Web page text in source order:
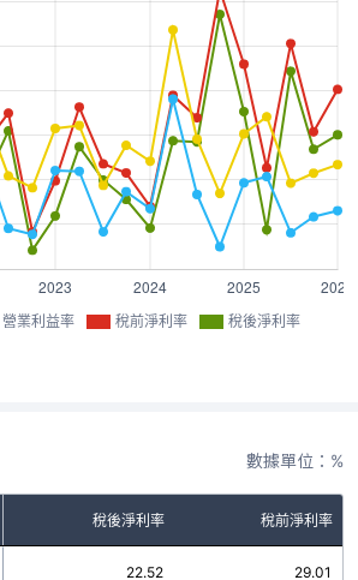
營業利益率 稅前淨利率 稅後淨利率
數據單位：%
稅後淨利率 稅前淨利率
22.52 29.01